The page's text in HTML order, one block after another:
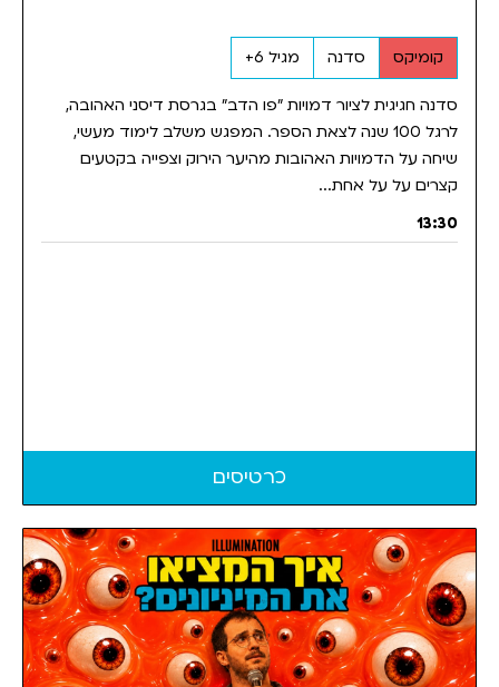
קומיקס סדנה מגיל 6+
סדנה חגיגית לציור דמויות "פו הדב" בגרסת דיסני האהובה,
לרגל 100 שנה לצאת הספר. המפגש משלב לימוד מעשי,
שיחה על הדמויות האהובות מהיער הירוק וצפייה בקטעים
קצרים על על אחת...
13:30
כרטיסים